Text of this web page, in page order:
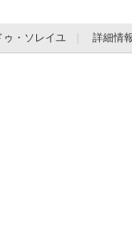
ゥ・ソレイユ 詳細情